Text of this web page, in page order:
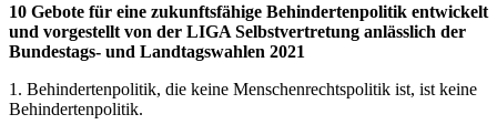
10 Gebote für eine zukunftsfähige Behindertenpolitik entwickelt
und vorgestellt von der LIGA Selbstvertretung anlässlich der
Bundestags- und Landtagswahlen 2021
1. Behindertenpolitik, die keine Menschenrechtspolitik ist, ist keine
Behindertenpolitik.